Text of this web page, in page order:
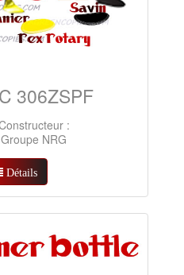
306ZSPF
:
NRG
Détails